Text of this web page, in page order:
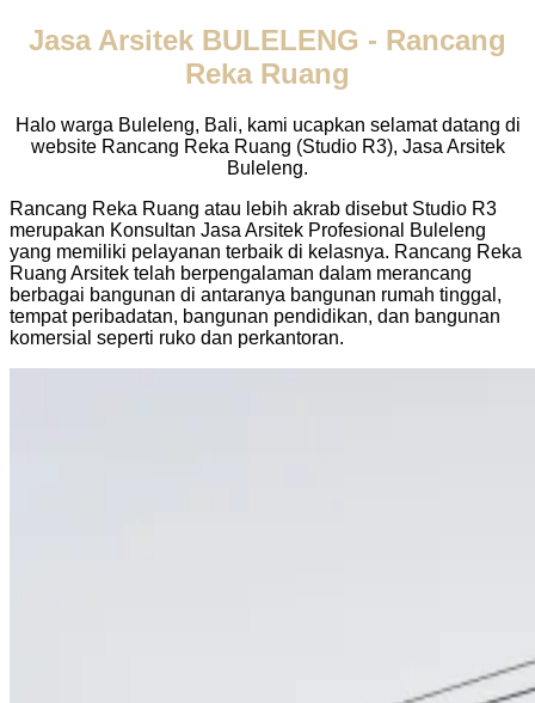
Jasa Arsitek BULELENG - Rancang
Reka Ruang
Halo warga Buleleng, Bali, kami ucapkan selamat datang di
website Rancang Reka Ruang (Studio R3), Jasa Arsitek
Buleleng.
Rancang Reka Ruang atau lebih akrab disebut Studio R3
merupakan Konsultan Jasa Arsitek Profesional Buleleng
yang memiliki pelayanan terbaik di kelasnya. Rancang Reka
Ruang Arsitek telah berpengalaman dalam merancang
berbagai bangunan di antaranya bangunan rumah tinggal,
tempat peribadatan, bangunan pendidikan, dan bangunan
komersial seperti ruko dan perkantoran.